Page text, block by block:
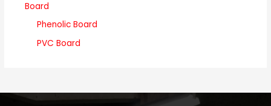
Board
Phenolic Board
PVC Board